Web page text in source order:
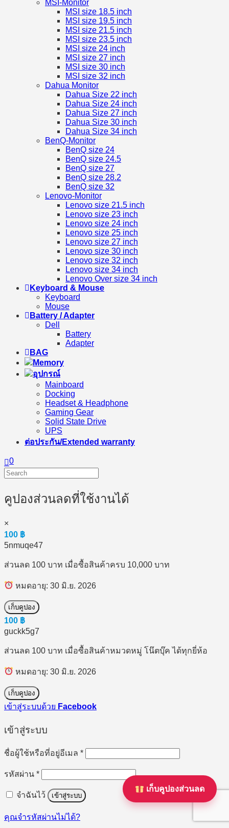
MSI-Monitor
MSI size 18.5 inch
MSI size 19.5 inch
MSI size 21.5 inch
MSI size 23.5 inch
MSI size 24 inch
MSI size 27 inch
MSI size 30 inch
MSI size 32 inch
Dahua Monitor
Dahua Size 22 inch
Dahua Size 24 inch
Dahua Size 27 inch
Dahua Size 30 inch
Dahua Size 34 inch
BenQ-Monitor
BenQ size 24
BenQ size 24.5
BenQ size 27
BenQ size 28.2
BenQ size 32
Lenovo-Monitor
Lenovo size 21.5 inch
Lenovo size 23 inch
Lenovo size 24 inch
Lenovo size 25 inch
Lenovo size 27 inch
Lenovo size 30 inch
Lenovo size 32 inch
Lenovo size 34 inch
Lenovo Over size 34 inch
Keyboard & Mouse
Keyboard
Mouse
Battery / Adapter
Dell
Battery
Adapter
BAG
Memory
อุปกรณ์
Mainboard
Docking
Headset & Headphone
Gaming Gear
Solid State Drive
UPS
ต่อประกัน/Extended warranty
0
เก็บคูปองส่วนลด
คูปองส่วนลดที่ใช้งานได้
×
100 ฿
5nmuqe47
ส่วนลด 100 บาท เมื่อซื้อสินค้าครบ 10,000 บาท
หมดอายุ: 30 มิ.ย. 2026
เก็บคูปอง
100 ฿
guckk5g7
ส่วนลด 100 บาท เมื่อซื้อสินค้าหมวดหมู่ โน๊ตบุ๊ค ได้ทุกยี่ห้อ
หมดอายุ: 30 มิ.ย. 2026
เก็บคูปอง
เข้าสู่ระบบด้วย Facebook
เข้าสู่ระบบ
ชื่อผู้ใช้หรือที่อยู่อีเมล *ต้องการ
รหัสผ่าน *ต้องการ
จำฉันไว้ เข้าสู่ระบบ
คุณจำรหัสผ่านไม่ได้?